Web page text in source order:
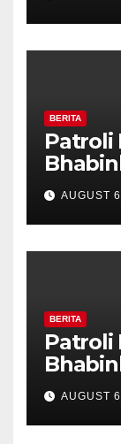
Tanda
BERITA
Patroli
Pilar
Diajak
AUGUST
BERITA
Patroli
Pilar
Diajak
AUGUST